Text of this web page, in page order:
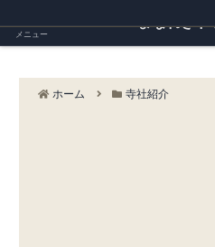
ホーム 寺社紹介
メニュー